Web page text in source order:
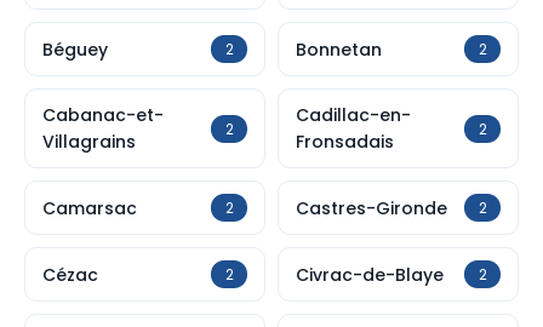
Béguey 2 Bonnetan 2
Cabanac-et-
Villagrains
2
Cadillac-en-
Fronsadais
2
Camarsac 2 Castres-Gironde 2
Cézac 2 Civrac-de-Blaye 2